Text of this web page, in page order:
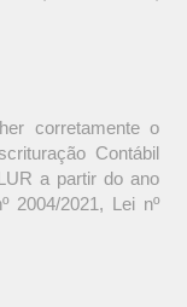
corretamente o
Contábil
a partir do ano
2004/2021, Lei nº